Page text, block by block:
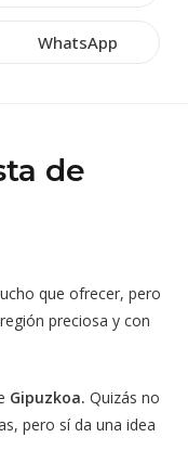
una
nueva
Se
WhatsApp
de
que ofrecer, pero
preciosa y con
Gipuzkoa. Quizás no
pero sí da una idea